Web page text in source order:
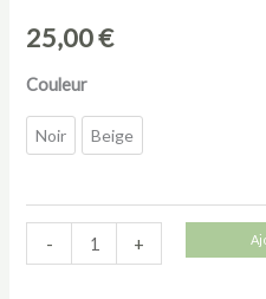
25,00€
Couleur
Noir Beige
-
de
+